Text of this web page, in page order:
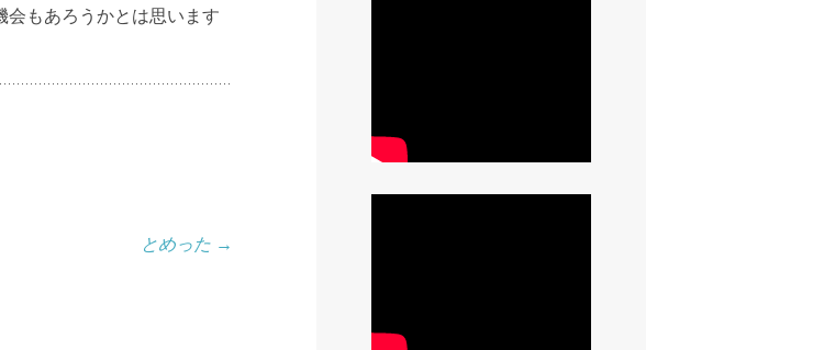
会もあろうかとは思います
とめった →